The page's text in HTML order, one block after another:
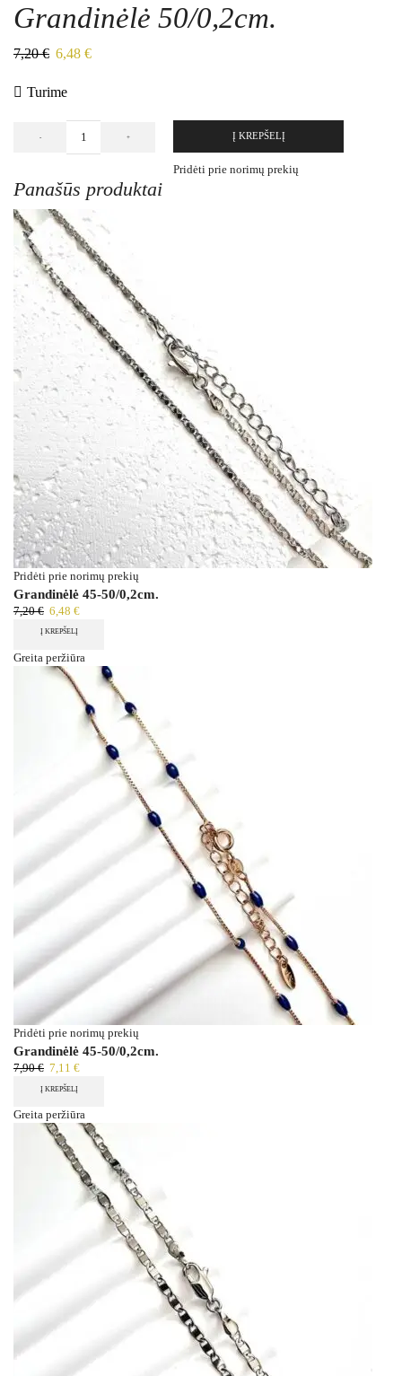
Grandinėlė 50/0,2cm.
7,20€ 6,48 €
Turime
Į KREPŠELĮ
Pridėti prie norimų prekių
Panašūs produktai
Pridėti prie norimų prekių
Grandinėlė 45-50/0,2cm.
7,20€ 6,48 €
Į KREPŠELĮ
Greita peržiūra
Pridėti prie norimų prekių
Grandinėlė 45-50/0,2cm.
7,90€ 7,11 €
Į KREPŠELĮ
Greita peržiūra